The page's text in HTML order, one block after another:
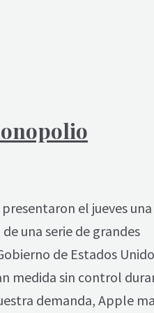
el jueves
una serie de grandes
de Estados
medida sin control
demanda, Apple